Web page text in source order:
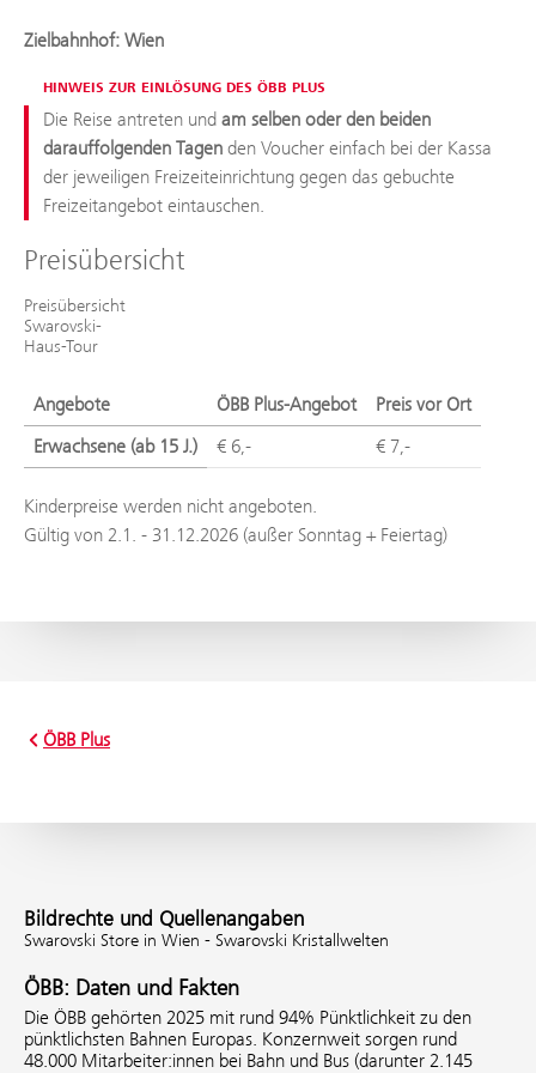
Zielbahnhof: Wien
HINWEIS ZUR EINLÖSUNG DES ÖBB PLUS
Die Reise antreten und am selben oder den beiden
darauffolgenden Tagen den Voucher einfach bei der Kassa
der jeweiligen Freizeiteinrichtung gegen das gebuchte
Freizeitangebot eintauschen.
Preisübersicht
Preisübersicht
Swarovski-
Haus-Tour
Angebote ÖBB Plus-Angebot
Preis vor Ort
Erwachsene (ab 15 J.)
€ 6,- € 7,-
Kinderpreise werden nicht angeboten.
Gültig von 2.1. - 31.12.2026 (außer Sonntag + Feiertag)
ÖBB Plus
Bildrechte und Quellenangaben
Swarovski Store in Wien - Swarovski Kristallwelten
ÖBB: Daten und Fakten
Die ÖBB gehörten 2025 mit rund 94% Pünktlichkeit zu den
pünktlichsten Bahnen Europas. Konzernweit sorgen rund
48.000 Mitarbeiter:innen bei Bahn und Bus (darunter 2.145